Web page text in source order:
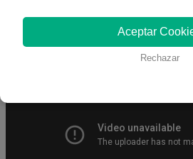
¡Latino! Todos los capítulos de
canal de Youtube deYo Soy Perú
Latina.pe en ESTE enlace.
Aceptar
Rechazar